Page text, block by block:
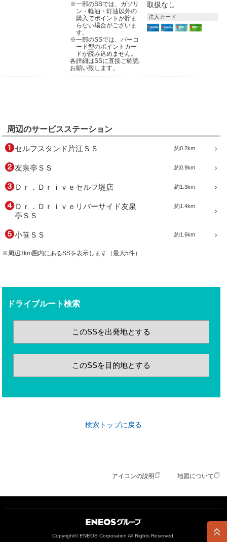
※一部のSSでは、ガソリ
ン・軽油・灯油以外の
購入でポイントが貯ま
らない場合がございま
す。
※一部のSSでは、バーコ
ード型のポイントカー
ドが読み込めません。
各詳細はSSに直接ご確認
お願い致します。
取扱なし
法人カード
周辺のサービスステーション
約0.2km
セルフスタンド片江ＳＳ
約0.9km
友泉亭ＳＳ
約1.3km
Ｄｒ．Ｄｒｉｖｅセルフ堤店
約1.4km
Ｄｒ．Ｄｒｉｖｅリバーサイド友泉
亭ＳＳ
約1.6km
小笹ＳＳ
※周辺3km圏内にあるSSを表示します（最大5件）
ドライブルート検索
このSSを出発地とする
このSSを目的地とする
検索トップに戻る
アイコンの説明 地図について
Copyright© ENEOS Corporation All Rights Reserved.